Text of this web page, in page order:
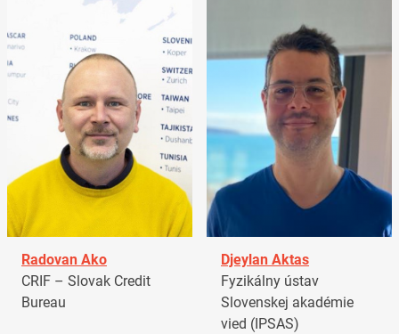
Radovan Ako
CRIF – Slovak Credit
Bureau
Djeylan Aktas
Fyzikálny ústav
Slovenskej akadémie
vied (IPSAS)